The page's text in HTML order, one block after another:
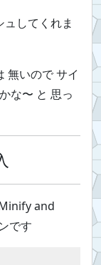
してくれま
無いので サイ
な〜 と 思っ
Minify and
です